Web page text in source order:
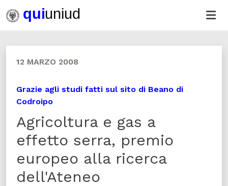
12 MARZO 2008
Grazie agli studi fatti sul sito di Beano di
Codroipo
Agricoltura e gas a
effetto serra, premio
europeo alla ricerca
dell'Ateneo